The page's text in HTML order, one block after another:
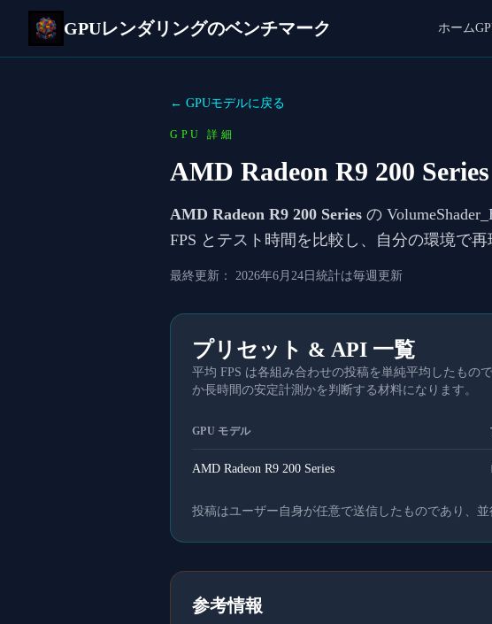
GPUレンダリングのベンチマーク ホーム
← GPUモデルに戻る
GPU 詳細
AMD Radeon R9 200 Series
AMD Radeon R9 200 Series の
FPS とテスト時間を比較し、自分の環境で
最終更新： 2026年6月24日 統計は毎週更新
プリセット & API 一覧
平均 FPS は各組み合わせの投稿を単純平均したもの
か長時間の安定計測かを判断する材料になります。
GPU モデル
AMD Radeon R9 200 Series
投稿はユーザー自身が任意で送信したものであり、
参考情報